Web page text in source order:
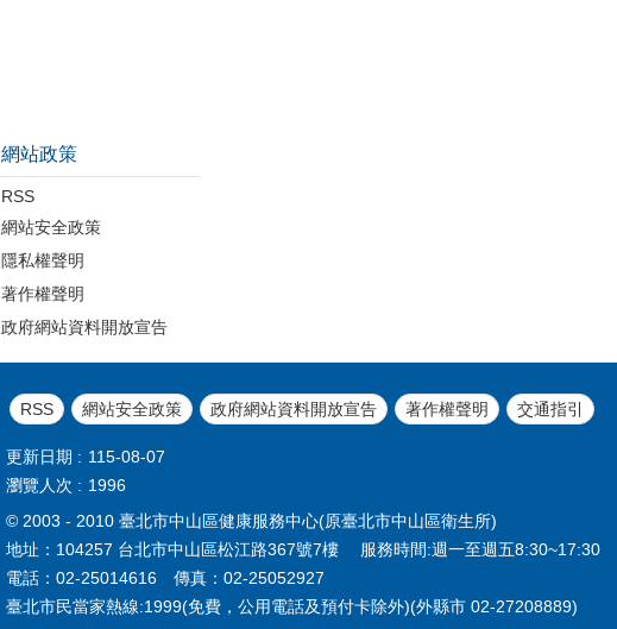
網站政策
RSS
網站安全政策
隱私權聲明
著作權聲明
政府網站資料開放宣告
RSS 網站安全政策 政府網站資料開放宣告 著作權聲明 交通指引
更新日期
115-08-07
瀏覽人次
1996
© 2003 - 2010 臺北市中山區健康服務中心(原臺北市中山區衛生所)
地址：104257 台北市中山區松江路367號7樓 服務時間:週一至週五8:30~17:30
電話：02-25014616 傳真：02-25052927
臺北市民當家熱線:1999(免費，公用電話及預付卡除外)(外縣市 02-27208889)